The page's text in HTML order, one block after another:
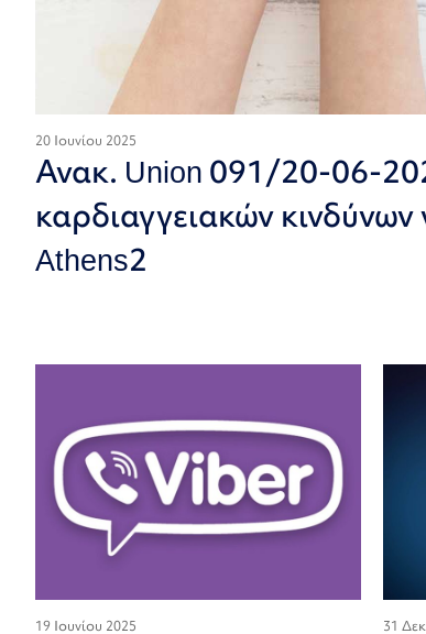
20 Ιουνίου 2025
Ανακ. Union 091/20-06-
καρδιαγγειακών κινδύνων
Athens2
19 Ιουνίου 2025 31